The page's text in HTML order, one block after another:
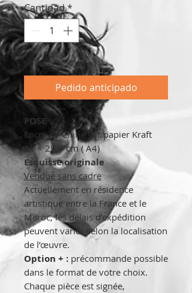
Cantidad*
Juillet
Pedido anticipado
POSE
Encre de Chine sur papier Kraft
21 × 29,7 cm ( A4)
Esquisse originale
Vendue sans cadre
Actuellement en résidence
artistique entre la France et le
Maroc, les délais d’expédition
peuvent varier selon la localisation
de l’œuvre.
Option + : précommande possible
dans le format de votre choix.
Chaque pièce est signée,